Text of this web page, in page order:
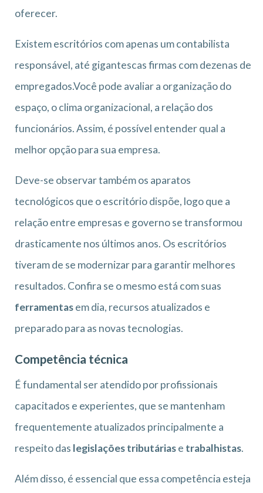
oferecer.
Existem escritórios com apenas um contabilista
responsável, até gigantescas firmas com dezenas de
empregados.Você pode avaliar a organização do
espaço, o clima organizacional, a relação dos
funcionários. Assim, é possível entender qual a
melhor opção para sua empresa.
Deve-se observar também os aparatos
tecnológicos que o escritório dispõe, logo que a
relação entre empresas e governo se transformou
drasticamente nos últimos anos. Os escritórios
tiveram de se modernizar para garantir melhores
resultados. Confira se o mesmo está com suas
ferramentasem dia, recursos atualizados e
preparado para as novas tecnologias.
Competência técnica
É fundamental ser atendido por profissionais
capacitados e experientes, que se mantenham
frequentemente atualizados principalmente a
respeito das legislações tributáriase trabalhistas.
Além disso, é essencial que essa competência esteja